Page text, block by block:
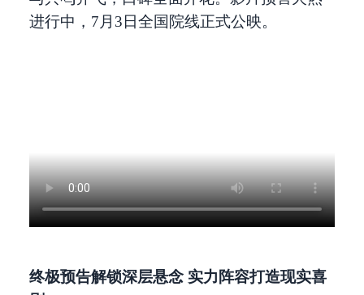
进行中，7月3日全国院线正式公映。
终极预告解锁深层悬念 实力阵容打造现实喜